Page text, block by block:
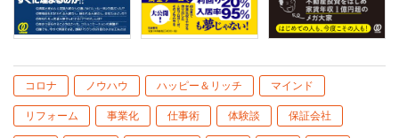
コロナ ノウハウ ハッピー＆リッチ マインド
リフォーム 事業化 仕事術 体験談 保証会社